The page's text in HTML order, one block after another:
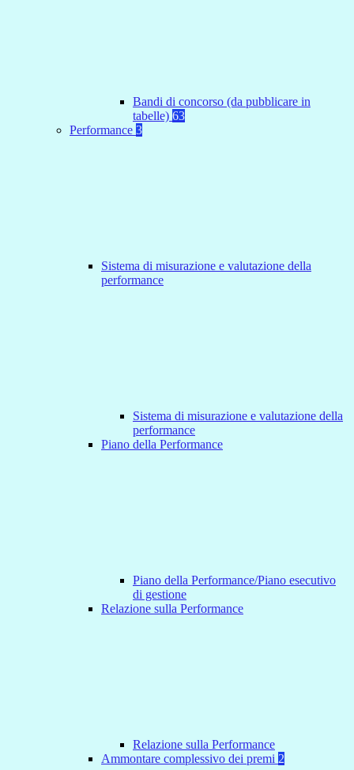
Bandi di concorso (da pubblicare in
tabelle) 63
Performance 3
Sistema di misurazione e valutazione della
performance
Sistema di misurazione e valutazione della
performance
Piano della Performance
Piano della Performance/Piano esecutivo
di gestione
Relazione sulla Performance
Relazione sulla Performance
Ammontare complessivo dei premi 2